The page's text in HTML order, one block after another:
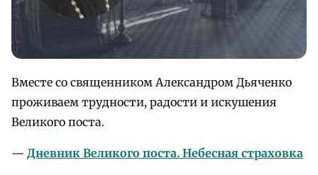
Вместе со священником Александром Дьяченко
проживаем трудности, радости и искушения
Великого поста.
— Дневник Великого поста. Небесная страховка